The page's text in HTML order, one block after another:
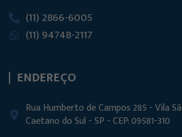
(11) 2866-6005
(11) 94748-2117
ENDEREÇO
Rua Humberto de Campos 285 - Vila
Caetano do Sul - SP - CEP: 09581-310